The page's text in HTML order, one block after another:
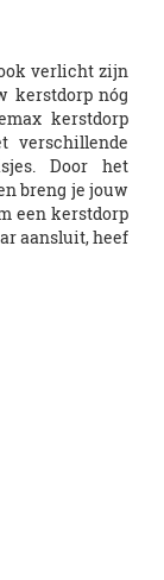
verlicht zijn
kerstdorp nóg
kerstdorp
verschillende
Door het
breng je jouw
een kerstdorp
aansluit, heef